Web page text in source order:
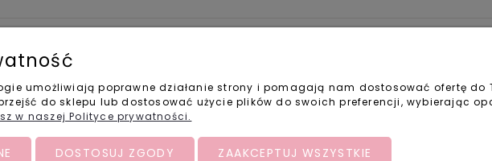
Zwroty i reklamacje
Oświadczenie o zwrocie towaru
Jak kupować
Opinie Trustmate
Oferta hurtowa
umożliwiają poprawne działanie strony i pomagają nam dostosować ofertę do
do sklepu lub dostosować użycie plików do swoich preferencji, wybierając
w naszej Polityce prywatności.
DOSTOSUJ ZGODY ZAAKCEPTUJ WSZYSTKIE